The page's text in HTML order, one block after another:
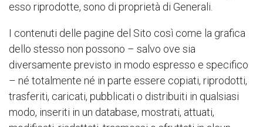
esso riprodotte, sono di proprietà di Generali.
I contenuti delle pagine del Sito così come la grafica
dello stesso non possono – salvo ove sia
diversamente previsto in modo espresso e specifico
– né totalmente né in parte essere copiati, riprodotti,
trasferiti, caricati, pubblicati o distribuiti in qualsiasi
modo, inseriti in un database, mostrati, attuati,